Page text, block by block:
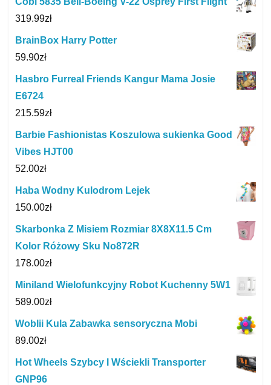
319.99zł
BrainBox Harry Potter
59.90zł
Hasbro Furreal Friends Kangur Mama Josie
E6724
215.59zł
Barbie Fashionistas Koszulowa sukienka Good
Vibes HJT00
52.00zł
Haba Wodny Kulodrom Lejek
150.00zł
Skarbonka Z Misiem Rozmiar 8X8X11.5 Cm
Kolor Różowy Sku No872R
178.00zł
Miniland Wielofunkcyjny Robot Kuchenny 5W1
589.00zł
Woblii Kula Zabawka sensoryczna Mobi
89.00zł
Hot Wheels Szybcy I Wściekli Transporter
GNP96